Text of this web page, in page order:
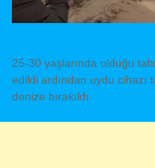
25-30 yaşlarında olduğu
edildi ardından uydu cihazı
denize bırakıldı.